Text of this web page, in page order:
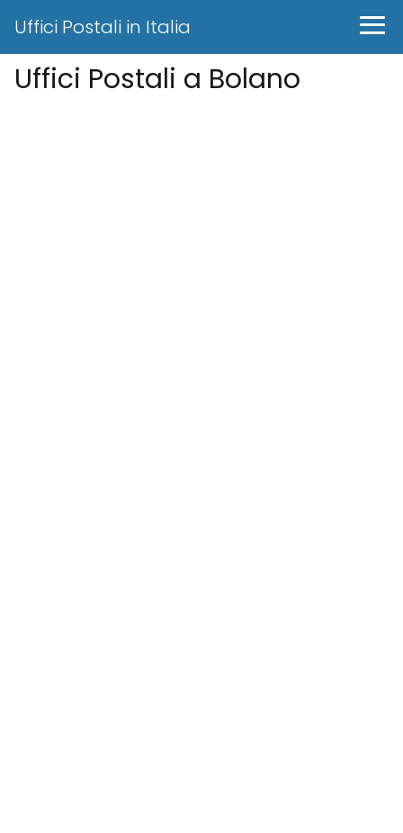
Uffici Postali in Italia
Uffici Postali a Bolano